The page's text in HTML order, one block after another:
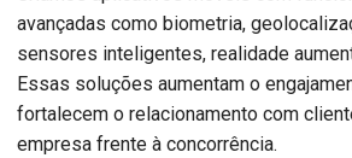
avançadas como biometria,
sensores inteligentes, realidade
Essas soluções aumentam o
fortalecem o relacionamento com
empresa frente à concorrência.